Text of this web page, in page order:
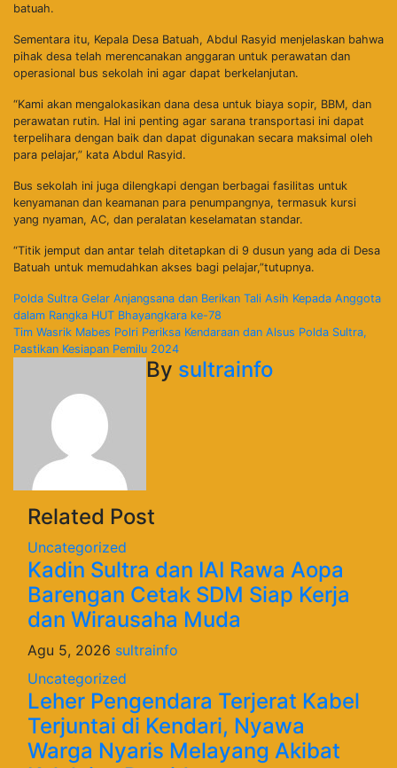
batuah.
Sementara itu, Kepala Desa Batuah, Abdul Rasyid menjelaskan bahwa
pihak desa telah merencanakan anggaran untuk perawatan dan
operasional bus sekolah ini agar dapat berkelanjutan.
“Kami akan mengalokasikan dana desa untuk biaya sopir, BBM, dan
perawatan rutin. Hal ini penting agar sarana transportasi ini dapat
terpelihara dengan baik dan dapat digunakan secara maksimal oleh
para pelajar,” kata Abdul Rasyid.
Bus sekolah ini juga dilengkapi dengan berbagai fasilitas untuk
kenyamanan dan keamanan para penumpangnya, termasuk kursi
yang nyaman, AC, dan peralatan keselamatan standar.
“Titik jemput dan antar telah ditetapkan di 9 dusun yang ada di Desa
Batuah untuk memudahkan akses bagi pelajar,”tutupnya.
Navigasi
pos
Polda Sultra Gelar Anjangsana dan Berikan Tali Asih Kepada Anggota
dalam Rangka HUT Bhayangkara ke-78
Tim Wasrik Mabes Polri Periksa Kendaraan dan Alsus Polda Sultra,
Pastikan Kesiapan Pemilu 2024
By sultrainfo
Related Post
Uncategorized
Kadin Sultra dan IAI Rawa Aopa
Barengan Cetak SDM Siap Kerja
dan Wirausaha Muda
Agu 5, 2026 sultrainfo
Uncategorized
Leher Pengendara Terjerat Kabel
Terjuntai di Kendari, Nyawa
Warga Nyaris Melayang Akibat